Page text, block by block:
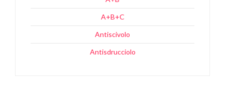
A+B+C
Antiscivolo
Antisdrucciolo